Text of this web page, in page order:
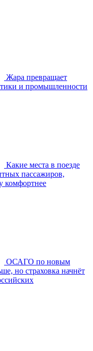
Жара превращает
и промышленности
Какие места в поезде
пассажиров,
комфортнее
ОСАГО по новым
но страховка начнёт